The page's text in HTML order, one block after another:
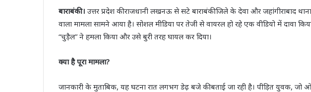
बाराबंकी। उत्तर प्रदेश की राजधानी लखनऊ से सटे बाराबंकी जिले के देवा और जहांगीराबाद
वाला मामला सामने आया है। सोशल मीडिया पर तेजी से वायरल हो रहे एक वीडियो में दावा
“चुड़ैल” ने हमला किया और उसे बुरी तरह घायल कर दिया।
क्या है पूरा मामला?
जानकारी के मुताबिक, यह घटना रात लगभग डेढ़ बजे की बताई जा रही है। पीड़ित युवक, जो